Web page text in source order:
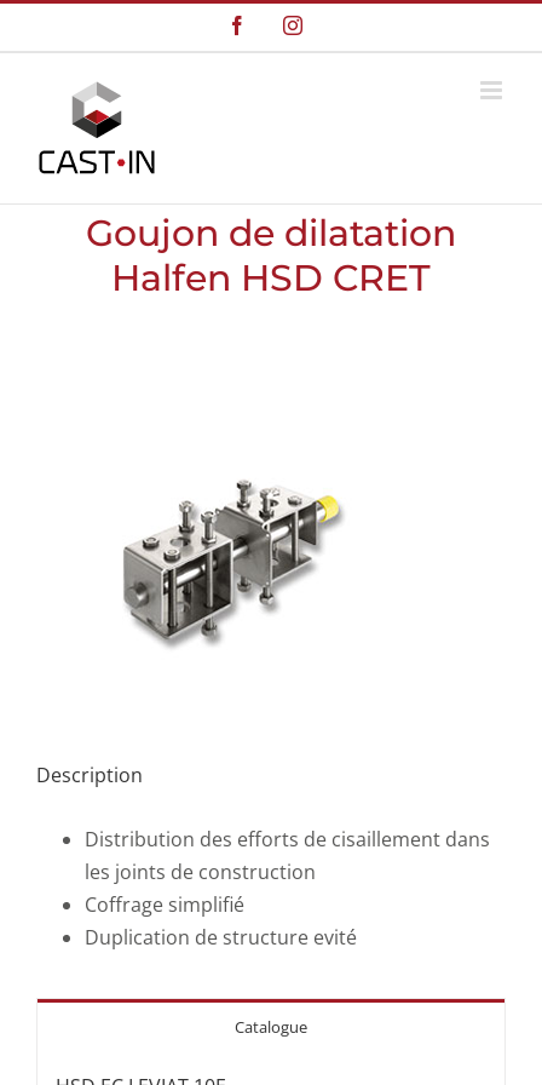
to
FacebookInstagram
Goujon de dilatation
Halfen HSD CRET
Description
Distribution des efforts de cisaillement dans
les joints de construction
Coffrage simplifié
Duplication de structure evité
Catalogue